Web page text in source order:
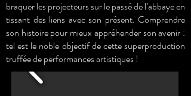
braquer les projecteurs sur le passé de l’abbaye en
tissant des liens avec son présent. Comprendre
son histoire pour mieux appréhender son avenir :
tel est le noble objectif de cette superproduction
truffée de performances artistiques !